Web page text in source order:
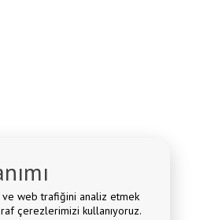
web trafiğini analiz etmek
çerezlerimizi kullanıyoruz.